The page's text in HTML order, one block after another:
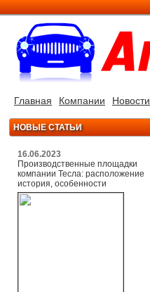
Главная Компании Новости
НОВЫЕ СТАТЬИ
16.06.2023
Производственные площадки
компании Тесла: расположение
история, особенности